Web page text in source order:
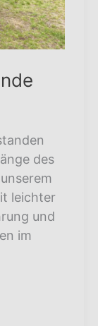
des
leichter
und
im